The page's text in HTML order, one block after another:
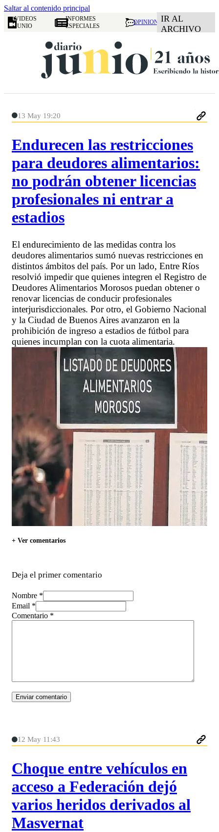
Saltar al contenido principal
VIDEOS
JUNIO
INFORMES
ESPECIALES
OPINION IR AL
ARCHIVO
13 May 19:20
Endurecen las restricciones
para deudores alimentarios:
no podrán obtener licencias
profesionales ni entrar a
estadios
El endurecimiento de las medidas contra los
deudores alimentarios sumó nuevas restricciones en
distintos ámbitos del país. Por un lado, Entre Ríos
resolvió impedir que quienes integren el Registro de
Deudores Alimentarios Morosos puedan obtener o
renovar licencias de conducir profesionales
interjurisdiccionales. Por otro, el Gobierno Nacional
y la Ciudad de Buenos Aires avanzaron en la
prohibición de ingreso a estadios de fútbol para
quienes incumplan con la cuota alimentaria.
+ Ver comentarios
Deja el primer comentario
Nombre *
Email *
Comentario *
12 May 11:43
Choque entre vehículos en
acceso a Federación dejó
varios heridos derivados al
Masvernat